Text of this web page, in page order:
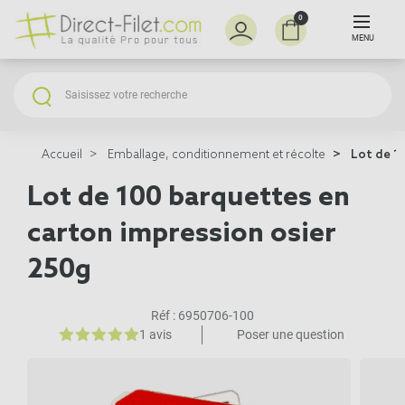
0
MENU
Accueil Emballage, conditionnement et récolte Lot de
Lot de 100 barquettes en
carton impression osier
250g
Réf : 6950706-100
1 avis
Poser une question